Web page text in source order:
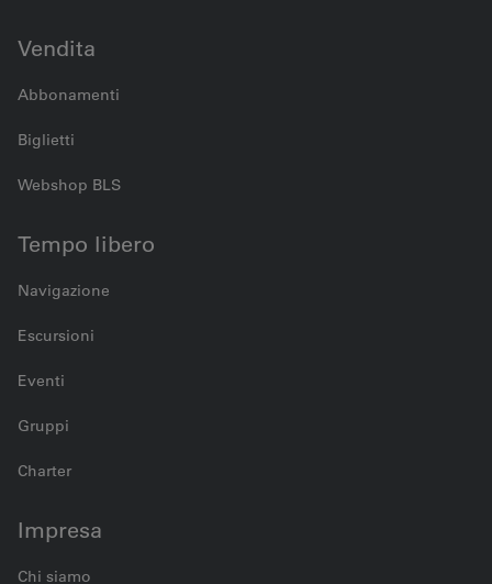
Vendita
Abbonamenti
Biglietti
Webshop BLS
Tempo libero
Navigazione
Escursioni
Eventi
Gruppi
Charter
Impresa
Chi siamo